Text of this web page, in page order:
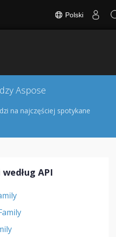
Polski
Aspose
na najczęściej spotykane
API